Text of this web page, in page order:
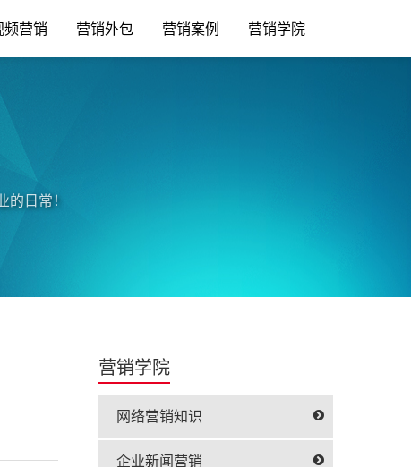
频营销 营销外包 营销案例 营销学院
日常！
营销学院
网络营销知识
企业新闻营销